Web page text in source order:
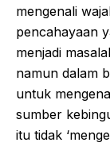
mengenali
pencahayaan
menjadi
namun dalam
untuk
sumber
itu tidak